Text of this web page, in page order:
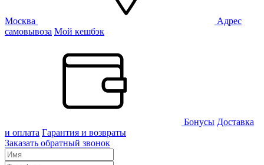
Москва
Адрес
самовывоза Мой кешбэк
Бонусы Доставка
и оплата Гарантия и возвраты
Заказать обратный звонок